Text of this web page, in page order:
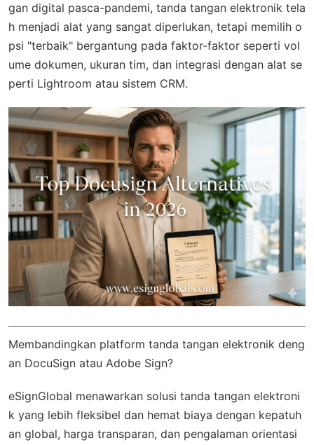
gan digital pasca-pandemi, tanda tangan elektronik tela
h menjadi alat yang sangat diperlukan, tetapi memilih o
psi "terbaik" bergantung pada faktor-faktor seperti vol
ume dokumen, ukuran tim, dan integrasi dengan alat se
perti Lightroom atau sistem CRM.
Membandingkan platform tanda tangan elektronik deng
an DocuSign atau Adobe Sign?
eSignGlobal menawarkan solusi tanda tangan elektroni
k yang lebih fleksibel dan hemat biaya dengan kepatuh
an global, harga transparan, dan pengalaman orientasi